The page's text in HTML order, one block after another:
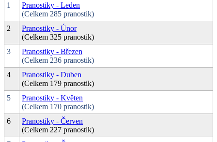
1
Pranostiky - Leden
(Celkem 285 pranostik)
2
Pranostiky - Únor
(Celkem 325 pranostik)
3
Pranostiky - Březen
(Celkem 236 pranostik)
4
Pranostiky - Duben
(Celkem 179 pranostik)
5
Pranostiky - Květen
(Celkem 170 pranostik)
6
Pranostiky - Červen
(Celkem 227 pranostik)